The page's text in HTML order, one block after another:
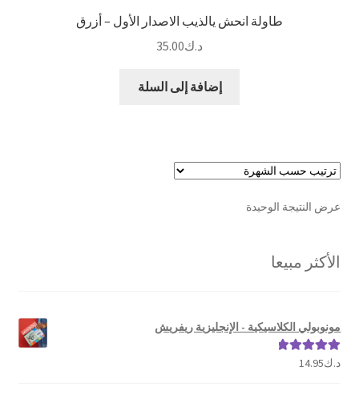
طاولة انحش يالذيب الاصدار الأول – أزرق
د.ك35.00
إضافة إلى السلة
عرض النتيجة الوحيدة
الأكثر مبيعا
مونوبولي الكلاسيكية - الإنجليزية ريفريش
تم التقييم
د.ك14.95